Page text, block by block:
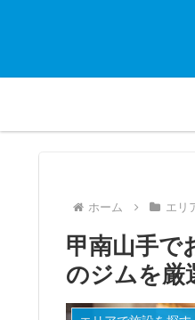
ホーム エリ
甲南山手で
のジムを厳